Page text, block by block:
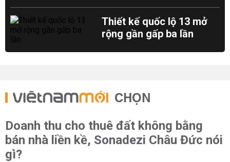
Thiết kế quốc lộ 13 mở
rộng gần gấp ba lần
CHỌN
Doanh thu cho thuê đất không bằng
bán nhà liền kề, Sonadezi Châu Đức nói
gì?